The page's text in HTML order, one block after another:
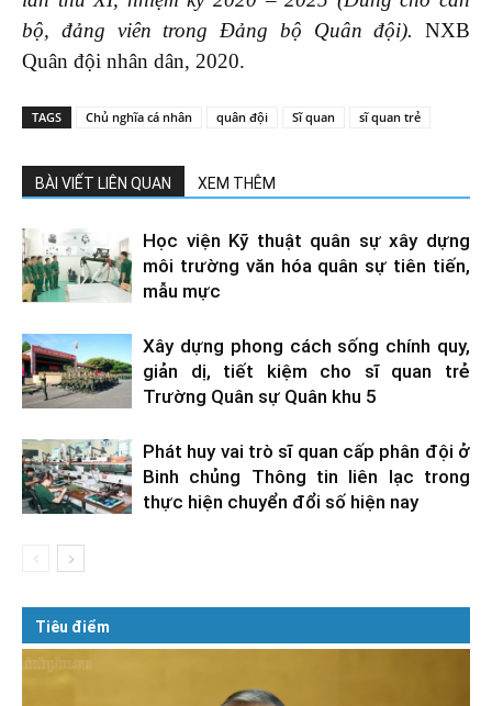
bộ, đảng viên trong Đảng bộ Quân đội).
NXB
Quân đội nhân dân, 2020.
TAGS Chủ nghĩa cá nhân quân đội Sĩ quan sĩ quan trẻ
BÀI VIẾT LIÊN QUAN XEM THÊM
Học viện Kỹ thuật quân sự xây dựng
môi trường văn hóa quân sự tiên tiến,
mẫu mực
Xây dựng phong cách sống chính quy,
giản dị, tiết kiệm cho sĩ quan trẻ
Trường Quân sự Quân khu 5
Phát huy vai trò sĩ quan cấp phân đội ở
Binh chủng Thông tin liên lạc trong
thực hiện chuyển đổi số hiện nay
Tiêu điểm